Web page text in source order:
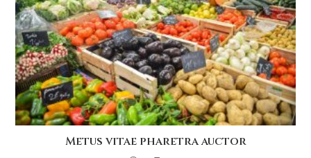
Metus vitae pharetra auctor